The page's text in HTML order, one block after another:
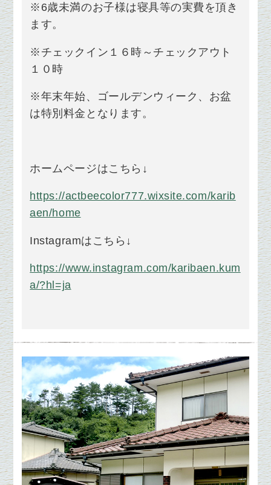
※6歳未満のお子様は寝具等の実費を頂き
ます。
※チェックイン１６時～チェックアウト
１０時
※年末年始、ゴールデンウィーク、お盆
は特別料金となります。
ホームページはこちら↓
https://actbeecolor777.wixsite.com/karib
aen/home
Instagramはこちら↓
https://www.instagram.com/karibaen.kum
a/?hl=ja